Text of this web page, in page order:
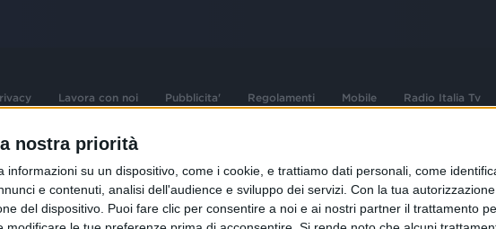
nostra priorità
informazioni su un dispositivo, come i cookie, e trattiamo dati personali, come
e contenuti, analisi dell'audience e sviluppo dei servizi. Con la tua
del dispositivo. Puoi fare clic per consentire a noi e ai nostri partner il trattamento
Lavora con noi Pubblicita' Regolamenti Mobile Radio Italia Tv
riservati. Per le opere dell'ingegno
normativa dei diritti d'autore e dei diritti
Milano - C.F. e n° iscrizione
Sede Amministrativa: Viale Europa 49,
02 25444220
Sede Legale: Via Savona 97, 20144 Milano